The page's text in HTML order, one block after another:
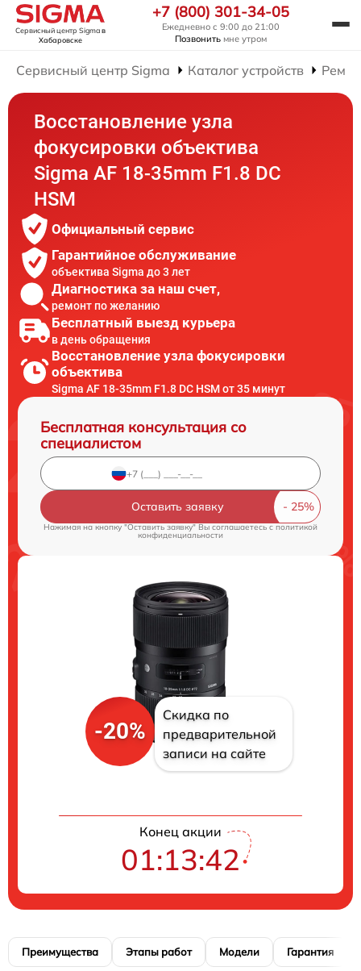
Сервисный центр Sigmaв
Хабаровске
+7 (800) 301-34-05
Ежедневно с 9:00 до 21:00
Позвонить мне утром
Сервисный центр Sigma Каталог устройств
Восстановление узла
фокусировки объектива
Sigma AF 18-35mm F1.8 DC
HSM
Официальный сервис
Гарантийное обслуживание
объектива Sigma до 3 лет
Диагностика за наш счет,
ремонт по желанию
Бесплатный выезд курьера
в день обращения
Восстановление узла фокусировки
объектива
Sigma AF 18-35mm F1.8 DC HSM от 35 минут
Бесплатная консультация со
специалистом
Оставить заявку
Нажимая на кнопку "Оставить заявку" Вы соглашаетесь c политикой
конфиденциальности
-20%
Скидка по
предварительной
записи на сайте
Конец акции
01:13:41
Преимущества Этапы работ Модели Гарантия